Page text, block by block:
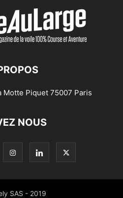
Motte Piquet 75007 Paris
NOUS
SAS - 2019